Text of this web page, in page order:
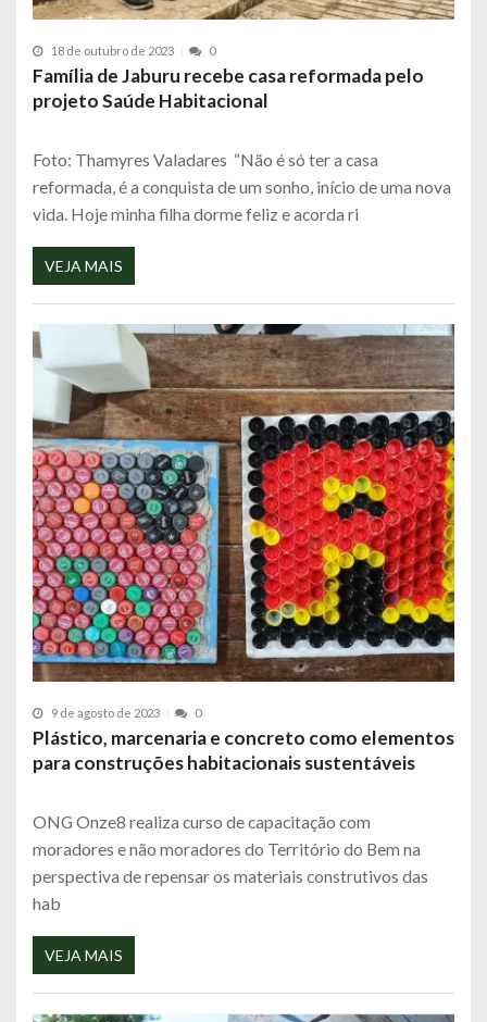
18 de outubro de 2023 0
Família de Jaburu recebe casa reformada pelo
projeto Saúde Habitacional
Foto: Thamyres Valadares “Não é só ter a casa
reformada, é a conquista de um sonho, início de uma nova
vida. Hoje minha filha dorme feliz e acorda ri
VEJA MAIS
9 de agosto de 2023 0
Plástico, marcenaria e concreto como elementos
para construções habitacionais sustentáveis
ONG Onze8 realiza curso de capacitação com
moradores e não moradores do Território do Bem na
perspectiva de repensar os materiais construtivos das
hab
VEJA MAIS